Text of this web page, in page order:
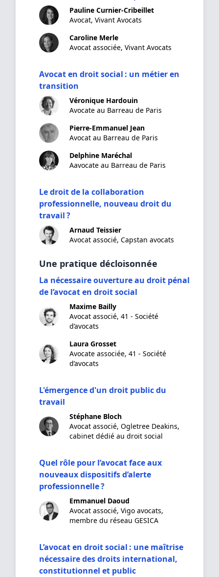
Pauline Curnier-Cribeillet
Avocat, Vivant Avocats
Caroline Merle
Avocat associée, Vivant Avocats
Avocat en droit social : un métier en
transition
Véronique Hardouin
Avocate au Barreau de Paris
Pierre-Emmanuel Jean
Avocat au Barreau de Paris
Delphine Maréchal
Aavocate au Barreau de Paris
Le droit de la collaboration
professionnelle, nouveau droit du
travail ?
Arnaud Teissier
Avocat associé, Capstan avocats
Une pratique décloisonnée
La nécessaire ouverture au droit pénal
de l’avocat en droit social
Maxime Bailly
Avocat associé, 41 - Société
d’avocats
Laura Grosset
Avocate associée, 41 - Société
d’avocats
L'émergence d'un droit public du
travail
Stéphane Bloch
Avocat associé, Ogletree Deakins,
cabinet dédié au droit social
Quel rôle pour l’avocat face aux
nouveaux dispositifs d’alerte
professionnelle ?
Emmanuel Daoud
Avocat associé, Vigo avocats,
membre du réseau GESICA
L’avocat en droit social : une maîtrise
nécessaire des droits international,
constitutionnel et public